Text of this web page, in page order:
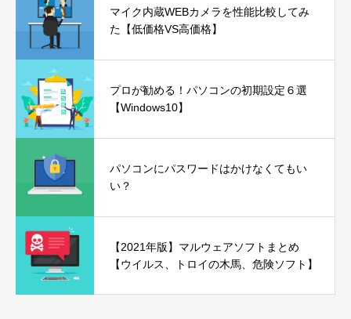
マイク内蔵WEBカメラを性能比較してみ
た【低価格VS高価格】
プロが勧める！パソコンの初期設定６選
【Windows10】
パソコンにパスワードはかけなくてもい
い？
【2021年版】マルウェアソフトまとめ
【ウイルス、トロイの木馬、危険ソフト】